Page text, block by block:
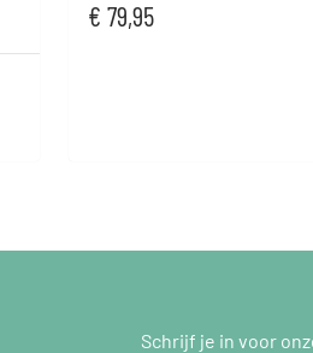
€ 79,95
Schrijf je in voor